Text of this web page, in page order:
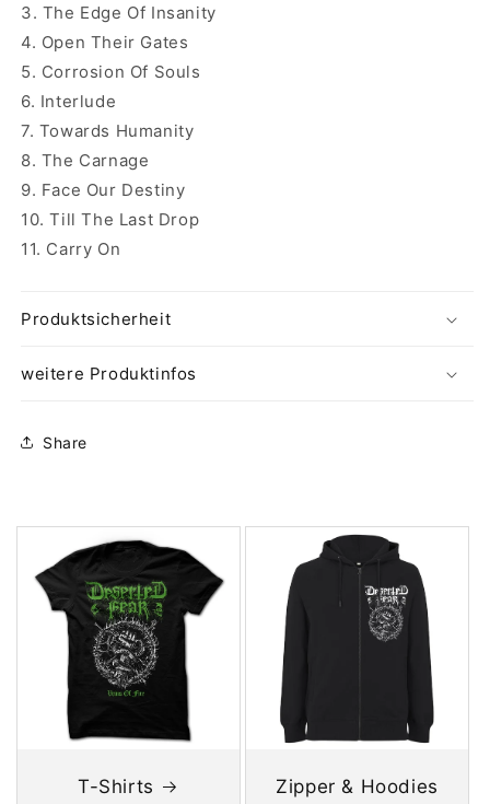
3. The Edge Of Insanity
4. Open Their Gates
5. Corrosion Of Souls
6. Interlude
7. Towards Humanity
8. The Carnage
9. Face Our Destiny
10. Till The Last Drop
11. Carry On
Produktsicherheit
weitere Produktinfos
Share
T-Shirts Zipper & Hoodies